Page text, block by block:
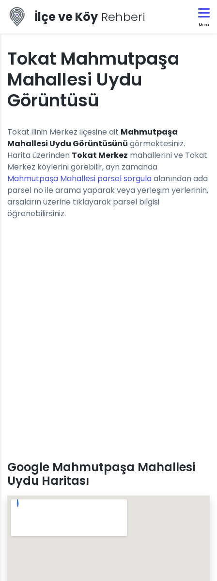
İlçe ve Köy Rehberi
Menü
Tokat Mahmutpaşa
Mahallesi Uydu
Görüntüsü
Tokat ilinin Merkez ilçesine ait Mahmutpaşa
Mahallesi Uydu Görüntüsünü görmektesiniz.
Harita üzerinden Tokat Merkez mahallerini ve Tokat
Merkez köylerini görebilir, ayn zamanda
Mahmutpaşa Mahallesi parsel sorgulaalanından ada
parsel no ile arama yaparak veya yerleşim yerlerinin,
arsaların üzerine tıklayarak parsel bilgisi
öğrenebilirsiniz.
Google Mahmutpaşa Mahallesi
Uydu Haritası